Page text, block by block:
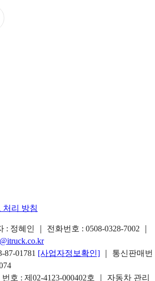
처리 방침
: 정혜인 ｜ 전화번호 : 0508-0328-7002
01781 [사업자정보확인]
｜ 통신판매번
호 : 제02-4123-000402호 ｜ 자동차 관리